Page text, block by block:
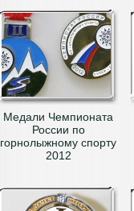
Медали Чемпионата
России по
горнолыжному спорту
2012